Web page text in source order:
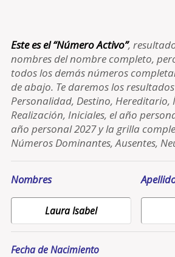
Este es el “Número Activo”,
nombres del nombre completo,
todos los demás números
de abajo. Te daremos los
Personalidad, Destino, Hereditario,
Realización, Iniciales, el año
año personal 2027 y la grilla
Números Dominantes, Ausentes,
Nombres
Fecha de Nacimiento